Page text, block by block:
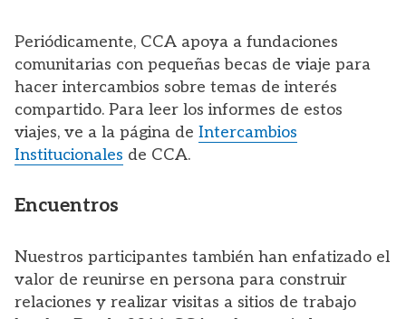
Periódicamente, CCA apoya a fundaciones
comunitarias con pequeñas becas de viaje para
hacer intercambios sobre temas de interés
compartido. Para leer los informes de estos
viajes, ve a la página de Intercambios
Institucionales de CCA.
Encuentros
Nuestros participantes también han enfatizado el
valor de reunirse en persona para construir
relaciones y realizar visitas a sitios de trabajo